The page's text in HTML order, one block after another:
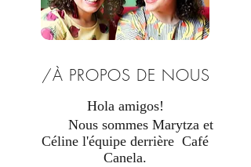
/À PROPOS DE NOUS
Hola amigos!
Nous sommes Marytza et
Céline l'équipe derrière Café
Canela.